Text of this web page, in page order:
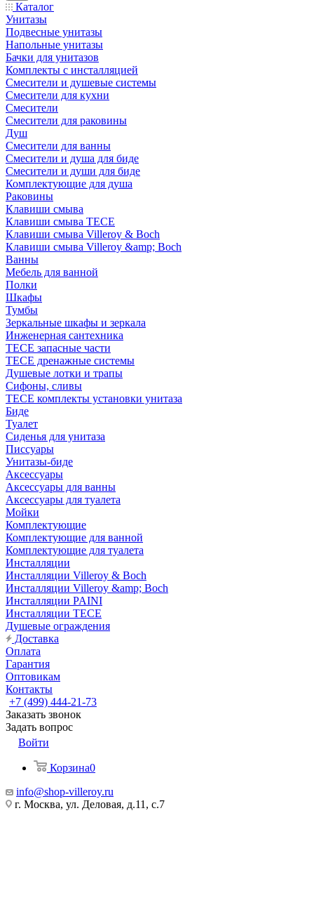
Каталог
Унитазы
Подвесные унитазы
Напольные унитазы
Бачки для унитазов
Комплекты с инсталляцией
Смесители и душевые системы
Смесители для кухни
Смесители
Смесители для раковины
Душ
Смесители для ванны
Смесители и душа для биде
Смесители и души для биде
Комплектующие для душа
Раковины
Клавиши смыва
Клавиши смыва TECE
Клавиши смыва Villeroy & Boch
Клавиши смыва Villeroy &amp; Boch
Ванны
Мебель для ванной
Полки
Шкафы
Тумбы
Зеркальные шкафы и зеркала
Инженерная сантехника
TECE запасные части
TECE дренажные системы
Душевые лотки и трапы
Сифоны, сливы
TECE комплекты установки унитаза
Биде
Туалет
Сиденья для унитаза
Писсуары
Унитазы-биде
Аксессуары
Аксессуары для ванны
Аксессуары для туалета
Мойки
Комплектующие
Комплектующие для ванной
Комплектующие для туалета
Инсталляции
Инсталляции Villeroy & Boch
Инсталляции Villeroy &amp; Boch
Инсталляции PAINI
Инсталляции TECE
Душевые ограждения
Доставка
Оплата
Гарантия
Оптовикам
Контакты
+7 (499) 444-21-73
Заказать звонок
Задать вопрос
Войти
Корзина0
info@shop-villeroy.ru
г. Москва, ул. Деловая, д.11, с.7